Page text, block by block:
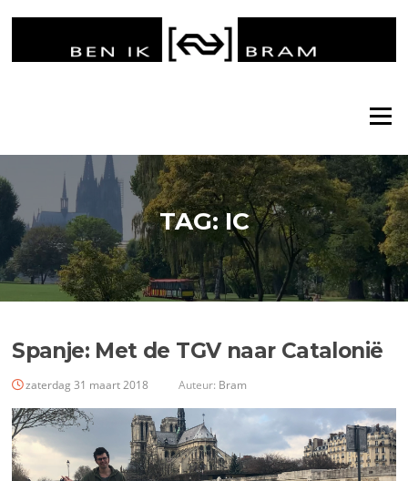
Menu
TAG:IC
Spanje: Met de TGV naar Catalonië
zaterdag 31 maart 2018 Auteur: Bram